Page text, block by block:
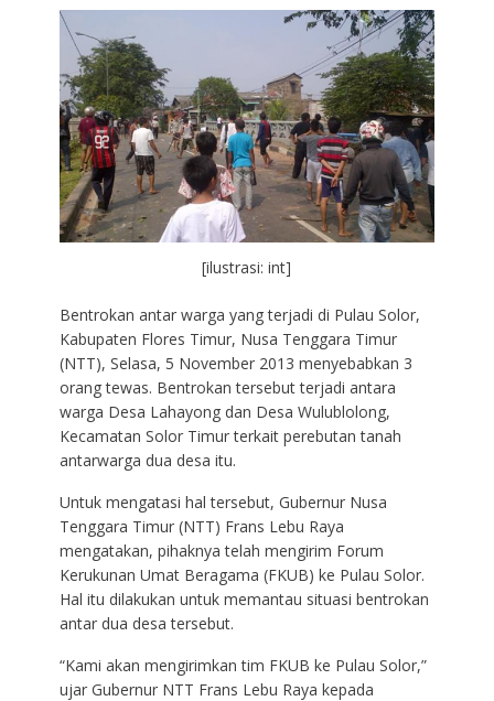
[ilustrasi: int]
Bentrokan antar warga yang terjadi di Pulau Solor,
Kabupaten Flores Timur, Nusa Tenggara Timur
(NTT), Selasa, 5 November 2013 menyebabkan 3
orang tewas. Bentrokan tersebut terjadi antara
warga Desa Lahayong dan Desa Wulublolong,
Kecamatan Solor Timur terkait perebutan tanah
antarwarga dua desa itu.
Untuk mengatasi hal tersebut, Gubernur Nusa
Tenggara Timur (NTT) Frans Lebu Raya
mengatakan, pihaknya telah mengirim Forum
Kerukunan Umat Beragama (FKUB) ke Pulau Solor.
Hal itu dilakukan untuk memantau situasi bentrokan
antar dua desa tersebut.
“Kami akan mengirimkan tim FKUB ke Pulau Solor,”
ujar Gubernur NTT Frans Lebu Raya kepada